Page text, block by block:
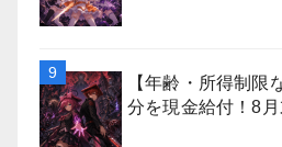
【年齢・所得制限
分を現金給付！8